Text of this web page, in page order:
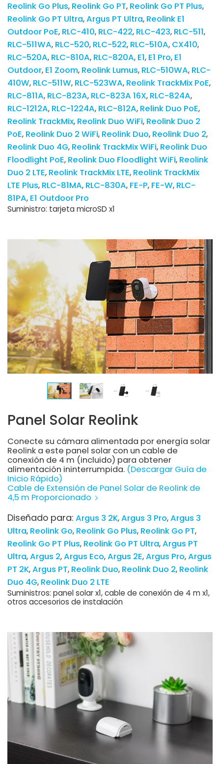
Reolink Go Plus Reolink Go PT Reolink Go PT Plus
Reolink Go PT Ultra Argus PT Ultra Reolink E1
Outdoor PoE RLC-410 RLC-422 RLC-423 RLC-511
RLC-511WA RLC-520 RLC-522 RLC-510A CX410
RLC-520A RLC-810A RLC-820A E1 E1 Pro E1
Outdoor E1 Zoom Reolink Lumus RLC-510WA RLC-
410W RLC-511W RLC-523WA Reolink TrackMix PoE
RLC-811A RLC-823A RLC-823A 16X RLC-824A
RLC-1212A RLC-1224A RLC-812A Relink Duo PoE
Reolink TrackMix Reolink Duo WiFi Reolink Duo 2
PoE Reolink Duo 2 WiFi Reolink Duo Reolink Duo 2
Reolink Duo 4G Reolink TrackMix WiFi Reolink Duo
Floodlight PoE Reolink Duo Floodlight WiFi Reolink
Duo 2 LTE Reolink TrackMix LTE Reolink TrackMix
LTE Plus RLC-81MA RLC-830A FE-P FE-W RLC-
81PA E1 Outdoor Pro
Suministro: tarjeta microSD x1
Panel Solar Reolink
Conecte su cámara alimentada por energía solar
Reolink a este panel solar con un cable de
conexión de 4 m (incluido) para obtener
alimentación ininterrumpida. (Descargar Guía de
Inicio Rápido)
Cable de Extensión de Panel Solar de Reolink de
4,5 m Proporcionado
Diseñado para: Argus 3 2K Argus 3 Pro Argus 3
Ultra Reolink Go Reolink Go Plus Reolink Go PT
Reolink Go PT Plus Reolink Go PT Ultra Argus PT
Ultra Argus 2 Argus Eco Argus 2E Argus Pro Argus
PT 2K Argus PT Reolink Duo Reolink Duo 2 Reolink
Duo 4G Reolink Duo 2 LTE
Suministros: panel solar x1, cable de conexión de 4 m x1,
otros accesorios de instalación